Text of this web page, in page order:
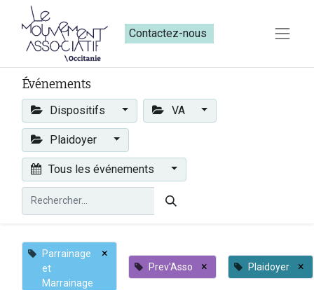
Contactez-nous​​
Événements
Dispositifs VA
Plaidoyer
Tous les événements
Parrainage
et
Marrainage
×
Prev'Asso × Plaidoyer ×